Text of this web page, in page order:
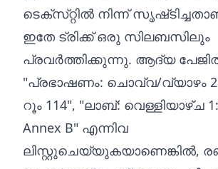
ടെക്‌സ്‌റ്റിൽ നിന്ന്
ഇതേ ട്രിക്ക് ഒരു സിലബസിലും
പ്രവർത്തിക്കുന്നു. ആദ്യ
"പ്രഭാഷണം: ചൊവ്വ/വ്യാഴം
റൂം 114", "ലാബ്: വെള്ളിയാഴ്ച
Annex B" എന്നിവ
ലിസ്റ്റുചെയ്യുകയാണെങ്കിൽ,